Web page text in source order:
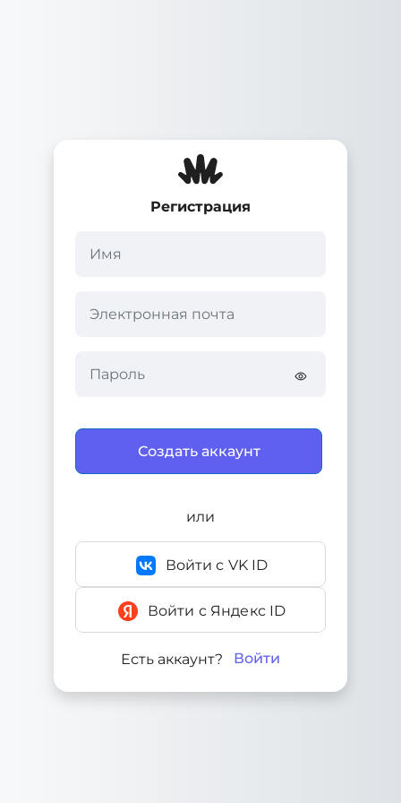
Регистрация
или
Войти с VK ID
Войти с Яндекс ID
Есть аккаунт? Войти